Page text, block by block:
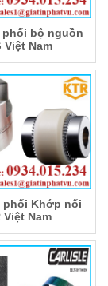
phối bộ nguồn
Việt Nam
phối Khớp nối
Việt Nam